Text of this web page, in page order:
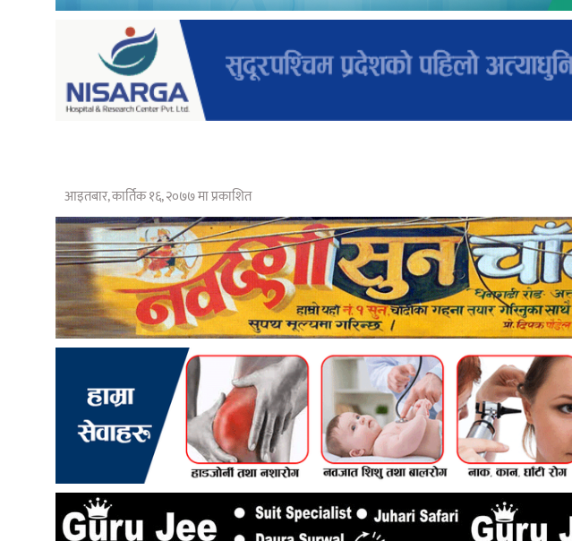
आइतबार, कार्तिक १६, २०७७ मा प्रकाशित